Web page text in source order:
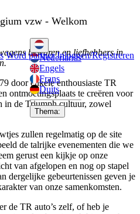
vzw - Welkom
Nederlands
Engels
Frans
Duits
Thema:
Word partner Inloggen/Registreren
bewaren en liefhebbers in
door enkele enthousiaste TR
ontmoetingsplaats te creëren voor
in de Triumph cultuur, zowel
zullen regelmatig op de site
de talrijke evenementen die we
gerust een kijkje op onze
van afgelopen en nog op stapel
dergelijke gebeurtenissen geven je
van onze samenkomsten.
de TR auto’s zelf, of heb je